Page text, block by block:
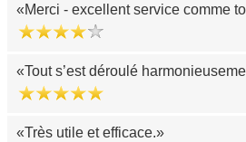
Merci - excellent service comme
Tout s’est déroulé
Très utile et efficace.